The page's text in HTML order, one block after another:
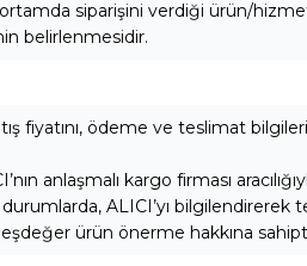
siparişini verdiği ürün/
belirlenmesidir.
fiyatını, ödeme ve teslimat
anlaşmalı kargo firması
ALICI’yı bilgilendirerek
ürün önerme hakkına